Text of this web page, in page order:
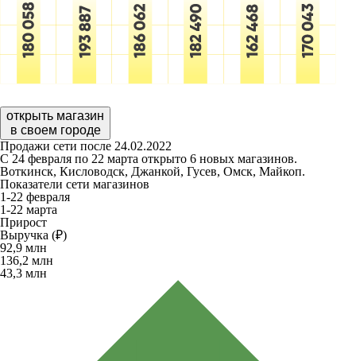
открыть магазин
в своем городе
Продажи сети после 24.02.2022
С 24 февраля по 22 марта открыто 6 новых магазинов.
Воткинск, Кисловодск, Джанкой, Гусев, Омск, Майкоп.
Показатели сети магазинов
1-22 февраля
1-22 марта
Прирост
Выручка (₽)
92,9 млн
136,2 млн
43,3 млн